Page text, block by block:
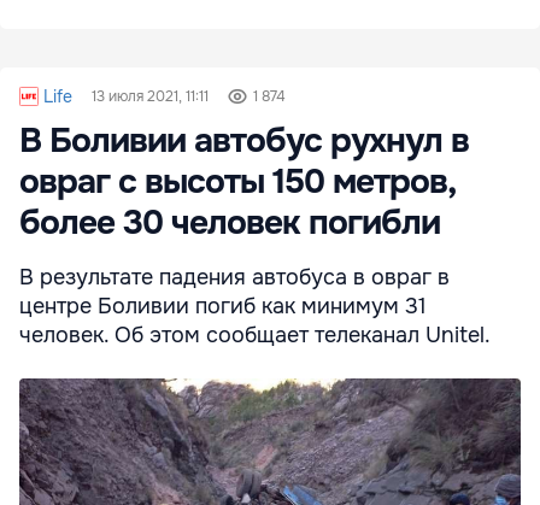
Life 13 июля 2021, 11:11 1 874
В Боливии автобус рухнул в
овраг с высоты 150 метров,
более 30 человек погибли
В результате падения автобуса в овраг в
центре Боливии погиб как минимум 31
человек. Об этом сообщает телеканал Unitel.